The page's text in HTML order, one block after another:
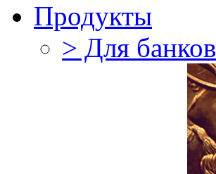
Продукты
> Для банков